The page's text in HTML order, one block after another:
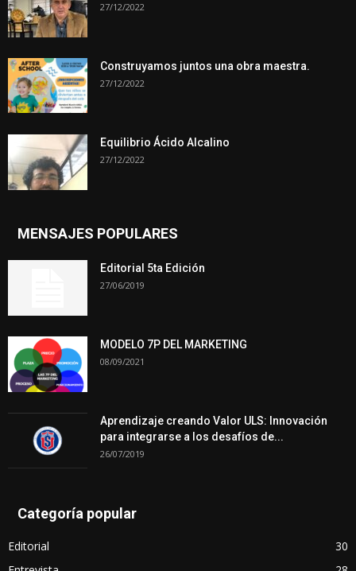
27/12/2022
Construyamos juntos una obra maestra.
27/12/2022
Equilibrio Ácido Alcalino
27/12/2022
MENSAJES POPULARES
Editorial 5ta Edición
27/06/2019
MODELO 7P DEL MARKETING
08/09/2021
Aprendizaje creando Valor ULS: Innovación
para integrarse a los desafíos de...
26/07/2019
Categoría popular
Editorial
30